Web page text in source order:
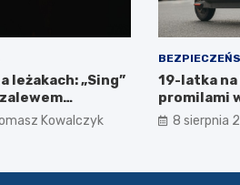
leżakach: „Sing”
Kowalczyk
19-latka
promilami
szalonej
8 sierpnia